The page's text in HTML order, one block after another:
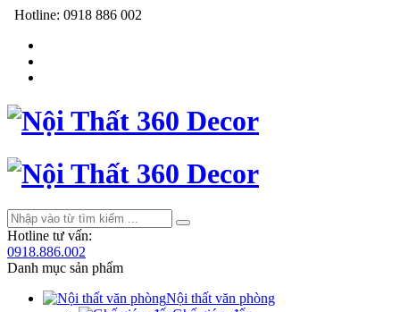
Hotline: 0918 886 002
Hotline tư vấn:
0918.886.002
Danh mục sản phẩm
Nội thất văn phòng